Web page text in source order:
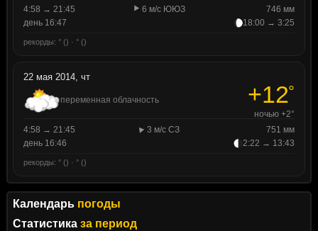
4:58 → 21:45
6 м/с ЮЮЗ
746 мм
день 16:47
18:00 → 3:25
рекорды: ° () · ° ()
22 мая 2014, чт
переменная облачность +12°
ночью +2°
4:58 → 21:45
3 м/с СЗ
751 мм
день 16:46
2:22 → 13:43
рекорды: ° () · ° ()
Календарь погоды
Статистика за период